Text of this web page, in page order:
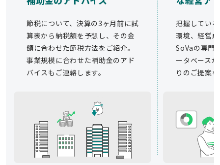
節税について、決算の3ヶ月前に試
算表から納税額を予想し、その金
額に合わせた節税方法をご紹介。
事業規模に合わせた補助金のアド
バイスもご連絡します。
把握してい
環境、経営
SoVaの専門
ータベース
りのご提案